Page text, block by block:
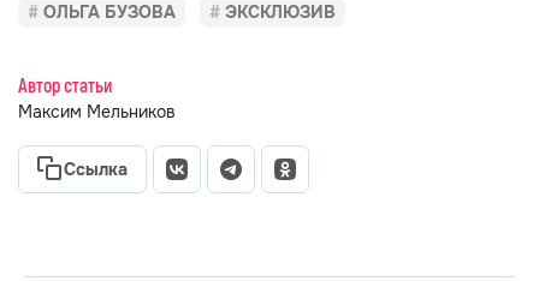
ОЛЬГА БУЗОВА ЭКСКЛЮЗИВ
Автор статьи
Максим Мельников
Ссылка